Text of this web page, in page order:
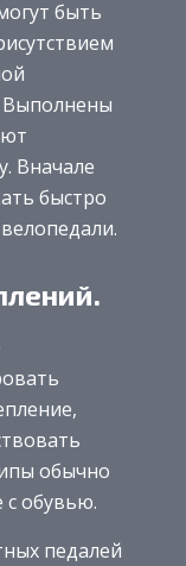
быть
Выполнены
Вначале
быстро
обычно
с обувью.
педалей